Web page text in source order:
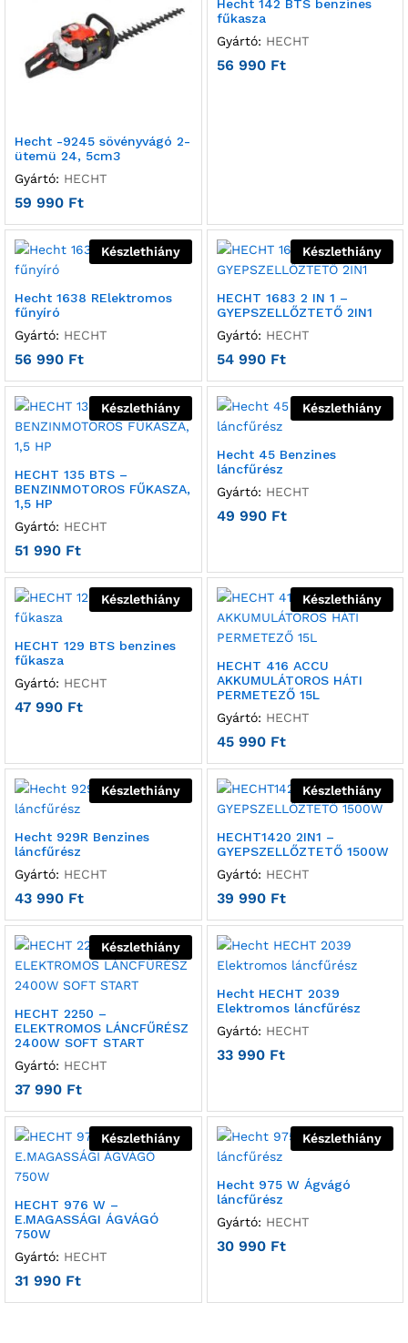
Hecht -9245 sövényvágó 2-
ütemü 24, 5cm3
Gyártó: HECHT
59 990 Ft
Hecht 142 BTS benzines
fűkasza
Gyártó: HECHT
56 990 Ft
Készlethiány
Hecht 1638 RElektromos
fűnyíró
Gyártó: HECHT
56 990 Ft
Készlethiány
HECHT 1683 2 IN 1 –
GYEPSZELLŐZTETŐ 2IN1
Gyártó: HECHT
54 990 Ft
Készlethiány
HECHT 135 BTS –
BENZINMOTOROS FŰKASZA,
1,5 HP
Gyártó: HECHT
51 990 Ft
Készlethiány
Hecht 45 Benzines
láncfűrész
Gyártó: HECHT
49 990 Ft
Készlethiány
HECHT 129 BTS benzines
fűkasza
Gyártó: HECHT
47 990 Ft
Készlethiány
HECHT 416 ACCU
AKKUMULÁTOROS HÁTI
PERMETEZŐ 15L
Gyártó: HECHT
45 990 Ft
Készlethiány
Hecht 929R Benzines
láncfűrész
Gyártó: HECHT
43 990 Ft
Készlethiány
HECHT1420 2IN1 –
GYEPSZELLŐZTETŐ 1500W
Gyártó: HECHT
39 990 Ft
Készlethiány
HECHT 2250 –
ELEKTROMOS LÁNCFŰRÉSZ
2400W SOFT START
Gyártó: HECHT
37 990 Ft
Hecht HECHT 2039
Elektromos láncfűrész
Gyártó: HECHT
33 990 Ft
Készlethiány
HECHT 976 W –
E.MAGASSÁGI ÁGVÁGÓ
750W
Gyártó: HECHT
31 990 Ft
Készlethiány
Hecht 975 W Ágvágó
láncfűrész
Gyártó: HECHT
30 990 Ft